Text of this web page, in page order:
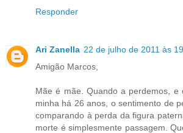
Responder
Ari Zanella 22 de julho de 2011 às
Amigão Marcos,
Mãe é mãe. Quando a perdemos, e
minha há 26 anos, o sentimento de
comparando à perda da figura
morte é simplesmente passagem.